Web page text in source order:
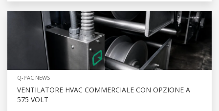
Q-PAC NEWS
VENTILATORE HVAC COMMERCIALE CON OPZIONE A
575 VOLT